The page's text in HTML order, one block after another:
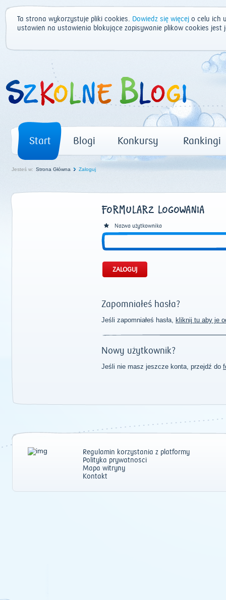
Ta strona wykorzystuje pliki cookies. Dowiedz się więcej o celu ich
ustawień na ustawienia blokujące zapisywanie plików cookies
Start Blogi Konkursy Rankingi
Jesteś w: Strona Główna Zaloguj
FORMULARZ LOGOWANIA
Nazwa użytkownika
Zapomniałeś hasła?
Jeśli zapomniałeś hasła, kliknij tu aby je
Nowy użytkownik?
Jeśli nie masz jeszcze konta, przejdź do
Regulamin korzystania z platformy
Polityka prywatności
Mapa witryny
Kontakt